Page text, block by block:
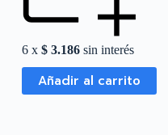
6 x$ 3.186 sin interés
Añadir al carrito